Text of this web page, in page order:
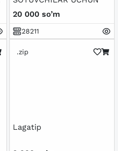
20 000 so’m
28211
.zip
Lagatip